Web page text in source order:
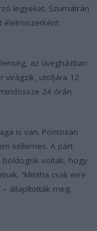
legyeket. Szumátrán
élelmiszerként
az üvegházban
virágzik, utoljára 12
24 órán
is van. Pontosan
kellemes. A párt
boldogok voltak, hogy
“Mintha csak erre
állapították meg.